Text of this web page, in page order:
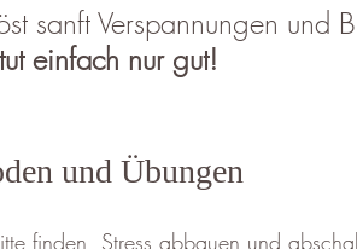
sanft Verspannungen und
einfach nur gut!
und Übungen
finden, Stress abbauen und